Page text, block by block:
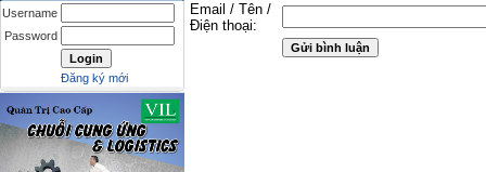
Username
Password
Đăng ký mới
Email / Tên /
Điện thoại: